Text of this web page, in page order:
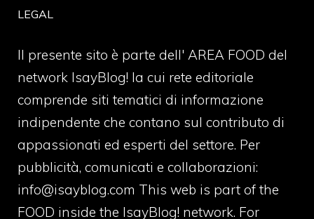
LEGAL
Il presente sito è parte dell' AREA FOOD del
network IsayBlog! la cui rete editoriale
comprende siti tematici di informazione
indipendente che contano sul contributo di
appassionati ed esperti del settore. Per
pubblicità, comunicati e collaborazioni:
info@isayblog.com This web is part of the
FOOD inside the IsayBlog! network. For